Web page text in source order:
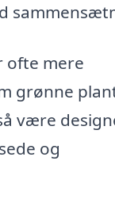
ofte mere
grønne
være
og